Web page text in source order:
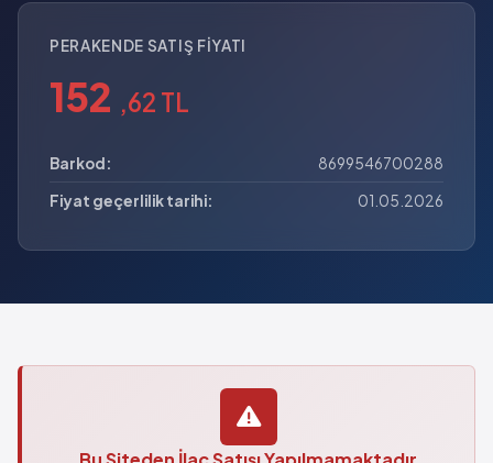
PERAKENDE SATIŞ FIYATI
152 ,62 TL
Barkod:
8699546700288
Fiyat geçerlilik tarihi:
01.05.2026